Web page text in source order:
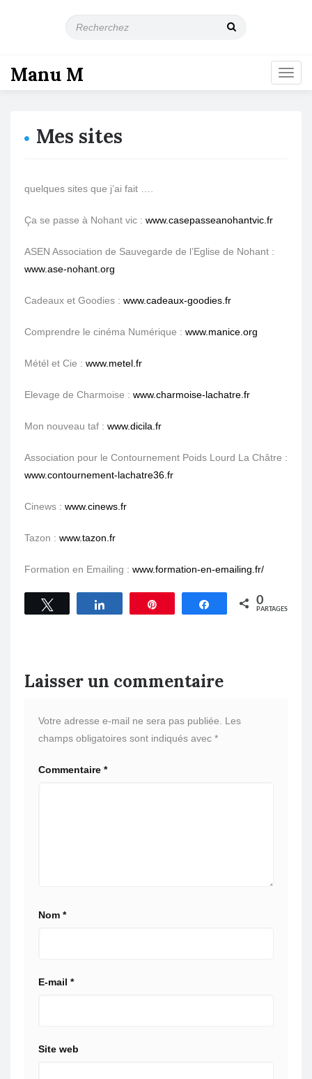
e
r
e
z
T
o
Manu M
Mes sites
quelques sites que j’ai fait ….
Ça se passe à Nohant vic : www.casepasseanohantvic.fr
ASEN Association de Sauvegarde de l’Eglise de Nohant :
www.ase-nohant.org
Cadeaux et Goodies : www.cadeaux-goodies.fr
Comprendre le cinéma Numérique : www.manice.org
Métél et Cie : www.metel.fr
Elevage de Charmoise : www.charmoise-lachatre.fr
Mon nouveau taf : www.dicila.fr
Association pour le Contournement Poids Lourd La Châtre :
www.contournement-lachatre36.fr
Cinews : www.cinews.fr
Tazon : www.tazon.fr
Formation en Emailing : www.formation-en-emailing.fr/
Tweetez Partagez Partagez 0
PARTAGES
Laisser un commentaire
Votre adresse e-mail ne sera pas publiée.
Les
champs obligatoires sont indiqués avec *
Commentaire *
Nom *
E-mail *
Site web